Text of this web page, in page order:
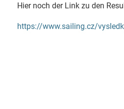
Hier noch der Link zu den
https://www.sailing.cz/